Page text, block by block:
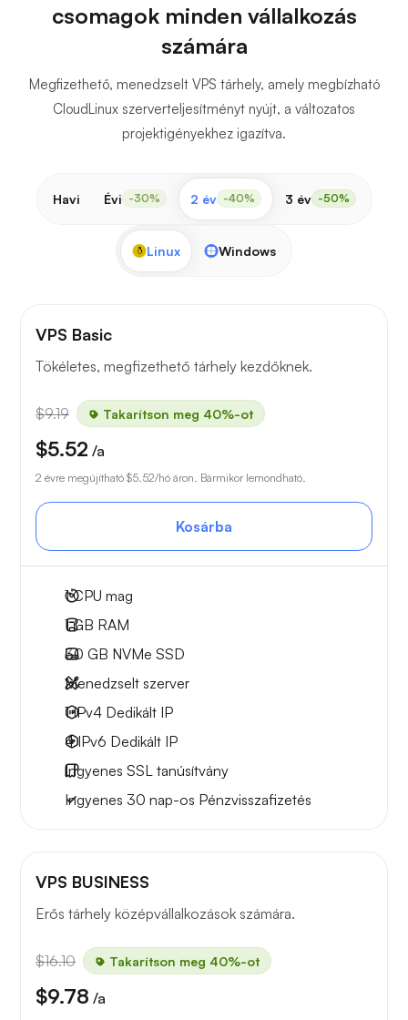
csomagok minden vállalkozás
számára
Megfizethető, menedzselt VPS tárhely, amely megbízható
CloudLinux szerverteljesítményt nyújt, a változatos
projektigényekhez igazítva.
Havi Évi -30% 2 év -40% 3 év -50%
Linux Windows
VPS Basic
Tökéletes, megfizethető tárhely kezdőknek.
$9.19 Takarítson meg 40%-ot
$5.52 /a
2 évre megújítható $5.52/hó áron. Bármikor lemondható.
Kosárba
1CPU mag
1 GB RAM
30 GB NVMe SSD
Menedzselt szerver
1 IPv4 Dedikált IP
4 IPv6 Dedikált IP
Ingyenes SSL tanúsítvány
Ingyenes 30 nap-os Pénzvisszafizetés
VPS BUSINESS
Erős tárhely középvállalkozások számára.
$16.10 Takarítson meg 40%-ot
$9.78 /a